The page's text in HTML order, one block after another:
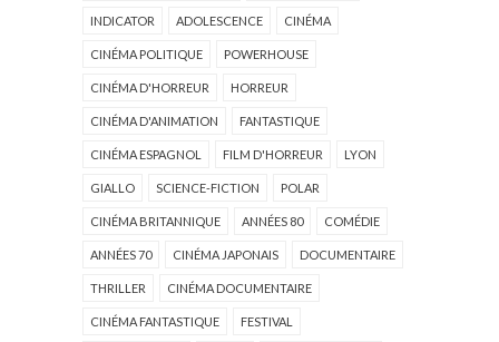
INDICATOR ADOLESCENCE CINÉMA
CINÉMA POLITIQUE POWERHOUSE
CINÉMA D'HORREUR HORREUR
CINÉMA D'ANIMATION FANTASTIQUE
CINÉMA ESPAGNOL FILM D'HORREUR LYON
GIALLO SCIENCE-FICTION POLAR
CINÉMA BRITANNIQUE ANNÉES 80 COMÉDIE
ANNÉES 70 CINÉMA JAPONAIS DOCUMENTAIRE
THRILLER CINÉMA DOCUMENTAIRE
CINÉMA FANTASTIQUE FESTIVAL